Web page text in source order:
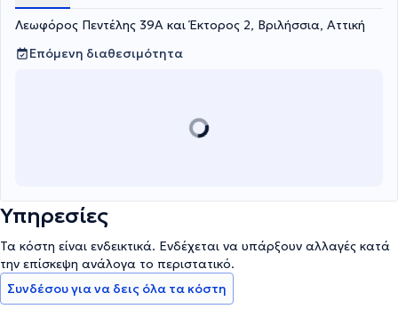
Λεωφόρος Πεντέλης 39Α και Έκτορος 2, Βριλήσσια, Αττική
Επόμενη διαθεσιμότητα
Υπηρεσίες
Τα κόστη είναι ενδεικτικά. Ενδέχεται να υπάρξουν αλλαγές κατά
την επίσκεψη ανάλογα το περιστατικό.
Συνδέσου για να δεις όλα τα κόστη